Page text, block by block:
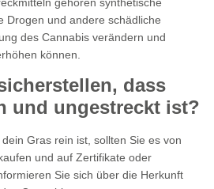
Drogen und andere schädliche
des Cannabis verändern und
können.
dass
und ungestreckt ist?
Gras rein ist, sollten Sie es von
und auf Zertifikate oder
Sie sich über die Herkunft